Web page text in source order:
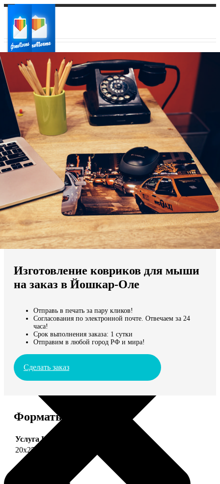
Ваш город:
Ваш регион доставки
Выберите из списка:
Мы доставляем по всему миру
Продолжить без города
Изготовление ковриков для мыши
на заказ в Йошкар-Оле
Отправь в печать за пару кликов!
Согласования по электронной почте. Отвечаем за 24
часа!
Срок выполнения заказа: 1 сутки
Отправим в любой город РФ и мира!
Сделать заказ
Форматы и цены
Услуга Цена, руб.
20х25